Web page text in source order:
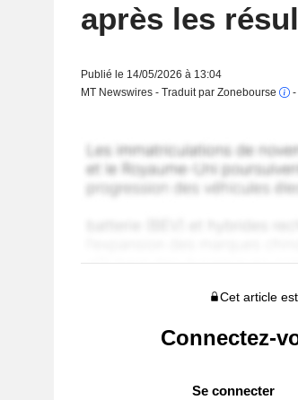
après les
Publié le 14/05/2026 à 13:04
MT Newswires - Traduit par Zonebourse
-
Cet article
Connectez-
Se connecter